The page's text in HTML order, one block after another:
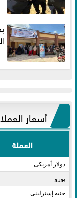
أسعار
العملة
دولار أمريكى​
يورو​
جنيه إسترلينى​